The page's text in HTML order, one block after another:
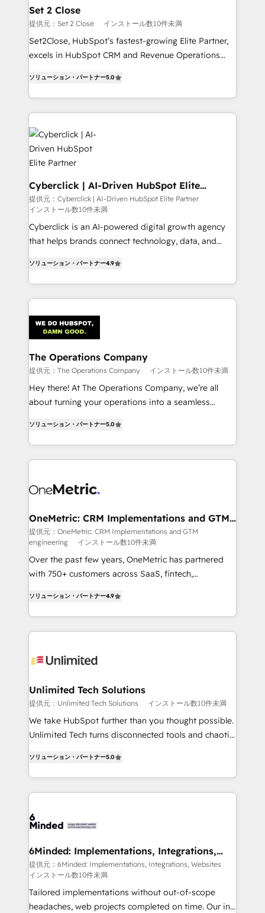
and technology for predictable, scalable revenue
growth. Our expertise spans RevOps, CRM and data
architecture, AI enablement, and strategic marketing,
delivered through our proprietary FLAIR framework
Partner and ISO 27001:2022 certified consultancy,
we blend strategy, creativity, and technology to help
Set 2 Close
提供元：Set 2 Close インストール数10件未満
Set2Close, HubSpot’s fastest-growing Elite Partner,
excels in HubSpot CRM and Revenue Operations
As a top HubSpot Elite Partner, we specialize in
custom HubSpot CRM solutions. Our experts design,
implement, and optimize systems to enhance user
experience, functionality, and adoption across sales,
marketing, and service teams. From setup to
refinement, we streamline workflows, improve lead
management, and speed up deal closures. With 500+
projects completed, our Agile approach ensures your
HubSpot CRM drives measurable results. Our
RevOps services align your sales, marketing, and
customer success teams for peak performance. We
optimize the revenue lifecycle—lead generation to
inefficiencies. Using HubSpot tools and data-driven
strategies, we create scalable solutions that
maximize profitability and adapt to your goals.
ソリューション・パートナー5.0
Cyberclick | AI-Driven HubSpot Elite
Partner
提供元：Cyberclick | AI-Driven HubSpot Elite Partner
インストール数10件未満
Cyberclick is an AI-powered digital growth agency
that helps brands connect technology, data, and
Barcelona and operating across Spain, LATAM, and
the UK, we support global companies in building
smarter marketing, sales, and customer success
Iberia (Spain & Portugal), we combine human insight
with intelligent automation to drive sustainable
growth. Our multidisciplinary team designs solutions
that simplify complexity, boost performance, and
turn innovation into real impact. 🌍 Highlights •
HubSpot Partner since 2012 • 2022 EMEA Impact
projects • Clients in 30+ industries • Proprietary
technology for integrations • Multilingual team:
ソリューション・パートナー4.9
The Operations Company
提供元：The Operations Company インストール数10件未満
Hey there! At The Operations Company, we’re all
about turning your operations into a seamless
transforming complex systems into efficient,
scalable solutions that work across your entire
organization. We’re a unique blend of deep HubSpot
operational know-how. We know that no two
solutions. Instead, we dive in to understand your
needs, goals, and challenges to deliver solutions that
fit like a glove. We’re committed to being both
highly effective and fun to work with. We believe in
efficient processes, as well as building great
all in this together! From startup to enterprise, we’ll
make sure your HubSpot setup becomes a
powerhouse of productivity, so you can focus on
wowing your customers. Let’s make HubSpot work
ソリューション・パートナー5.0
OneMetric: CRM Implementations and GTM
engineering
提供元：OneMetric: CRM Implementations and GTM
engineering
インストール数10件未満
Over the past few years, OneMetric has partnered
with 750+ customers across SaaS, fintech,
150+ HubSpot-certified experts, we deliver scalable
solutions to complex GTM and RevOps challenges.
Our Expertise 🔹 Onboarding & Implementation:
tailored to your GTM motion. 🔹 Migrations: Move
downtime. 🔹 RevOps Strategy: Align teams,
processes, and data to drive revenue efficiency. 🔹
Integrations: Connect HubSpot with your tech stack
for better adoption. 🔹 Custom Solutions: Build
SOC 2 Type II and ISO 27001 certified, reinforcing
our commitment to data security and compliance. At
ソリューション・パートナー4.9
Unlimited Tech Solutions
提供元：Unlimited Tech Solutions インストール数10件未満
We take HubSpot further than you thought possible.
Unlimited Tech turns disconnected tools and chaotic
engine. We combine RevOps strategy with deep
technical execution to help teams scale faster—with
cleaner data, smarter automation, and more
Implementation & Migration · Native & Custom
Reporting & Analytics · GTM Architecture · Sales &
Marketing Enablement If you’re ready to elevate
HubSpot from “just your CRM” to your growth
infrastructure—let’s talk.
ソリューション・パートナー5.0
6Minded: Implementations, Integrations,
Websites
提供元：6Minded: Implementations, Integrations, Websites
インストール数10件未満
Tailored implementations without out-of-scope
headaches, web projects completed on time. Our in-